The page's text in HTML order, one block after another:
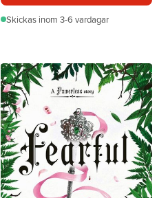
Skickas inom 3-6 vardagar